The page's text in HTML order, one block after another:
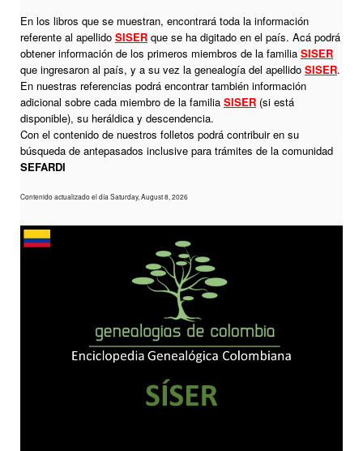
En los libros que se muestran, encontrará toda la información
referente al apellido SISER que se ha digitado en el país. Acá podrá
obtener información de los primeros miembros de la familia SISER
que ingresaron al país, y a su vez la genealogía del apellido SISER.
En nuestras referencias podrá encontrar también información
adicional sobre cada miembro de la familia SISER (si está
disponible), su heráldica y descendencia.
Con el contenido de nuestros folletos podrá contribuir en su
búsqueda de antepasados inclusive para trámites de la comunidad
SEFARDI
Contenido actualizado el día Saturday, August 8, 2026